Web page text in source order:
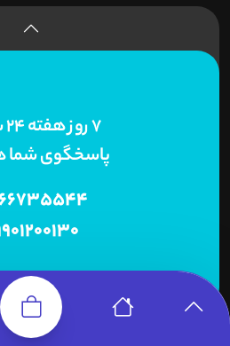
7 روز هفته 24 ساعته
پاسخگوی شما